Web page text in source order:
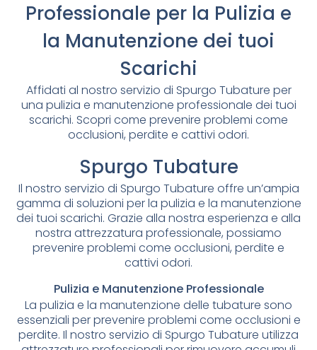
Professionale per la Pulizia e
la Manutenzione dei tuoi
Scarichi
Affidati al nostro servizio di Spurgo Tubature per
una pulizia e manutenzione professionale dei tuoi
scarichi. Scopri come prevenire problemi come
occlusioni, perdite e cattivi odori.
Spurgo Tubature
Il nostro servizio di Spurgo Tubature offre un’ampia
gamma di soluzioni per la pulizia e la manutenzione
dei tuoi scarichi. Grazie alla nostra esperienza e alla
nostra attrezzatura professionale, possiamo
prevenire problemi come occlusioni, perdite e
cattivi odori.
Pulizia e Manutenzione Professionale
La pulizia e la manutenzione delle tubature sono
essenziali per prevenire problemi come occlusioni e
perdite. Il nostro servizio di Spurgo Tubature utilizza